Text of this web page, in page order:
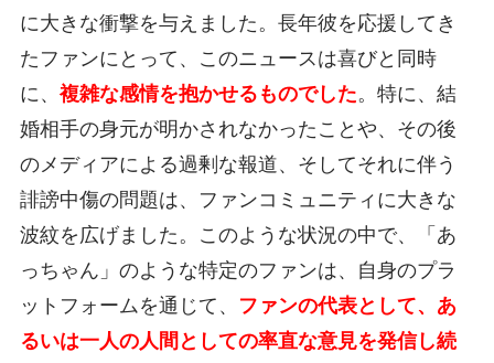
に大きな衝撃を与えました。長年彼を応援してき
たファンにとって、このニュースは喜びと同時
に、 複雑な感情を抱かせるものでした。特に、結
婚相手の身元が明かされなかったことや、その後
のメディアによる過剰な報道、そしてそれに伴う
誹謗中傷の問題は、ファンコミュニティに大きな
波紋を広げました。このような状況の中で、「あ
っちゃん」のような特定のファンは、自身のプラ
ットフォームを通じて、
ファンの代表として、あ
るいは一人の人間としての率直な意見を発信し続